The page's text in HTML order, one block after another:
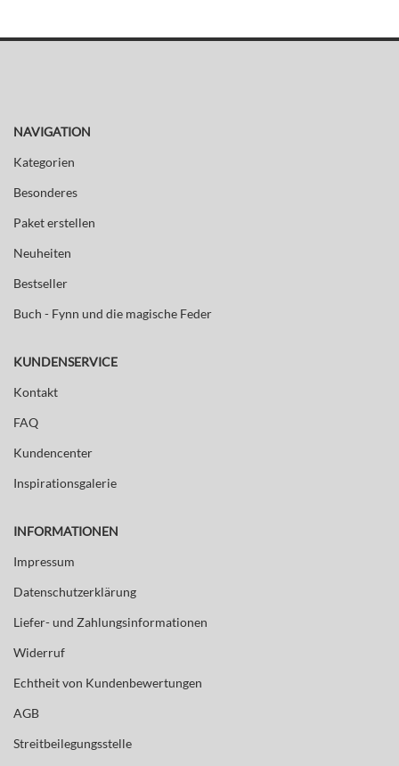
NAVIGATION
Kategorien
Besonderes
Paket erstellen
Neuheiten
Bestseller
Buch - Fynn und die magische Feder
KUNDENSERVICE
Kontakt
FAQ
Kundencenter
Inspirationsgalerie
INFORMATIONEN
Impressum
Datenschutzerklärung
Liefer- und Zahlungsinformationen
Widerruf
Echtheit von Kundenbewertungen
AGB
Streitbeilegungsstelle